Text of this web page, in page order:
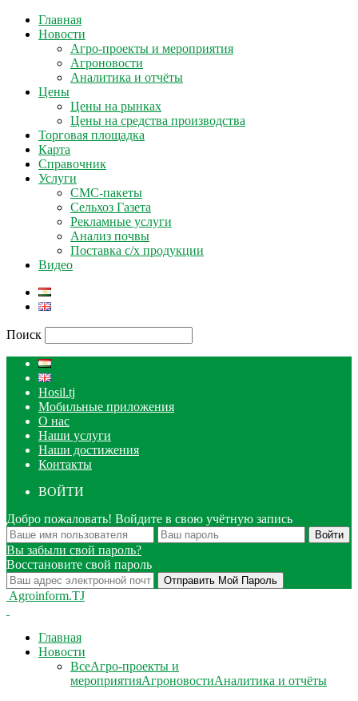
Главная
Новости
Агро-проекты и мероприятия
Агроновости
Аналитика и отчёты
Цены
Цены на рынках
Цены на средства производства
Торговая площадка
Карта
Справочник
Услуги
СМС-пакеты
Сельхоз Газета
Рекламные услуги
Анализ почвы
Поставка с/х продукции
Видео
Поиск
Hosil.tj
Мобильные приложения
О нас
Наши услуги
Наши достижения
Контакты
ВОЙТИ
Добро пожаловать! Войдите в свою учётную запись
Вы забыли свой пароль?
Восстановите свой пароль
Agroinform.TJ
Главная
Новости
ВсеАгро-проекты и
мероприятияАгроновостиАналитика и отчёты